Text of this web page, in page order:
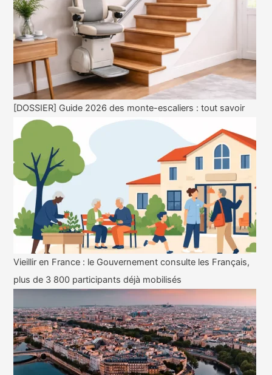
[DOSSIER] Guide 2026 des monte-escaliers : tout savoir
Vieillir en France : le Gouvernement consulte les Français,
plus de 3 800 participants déjà mobilisés